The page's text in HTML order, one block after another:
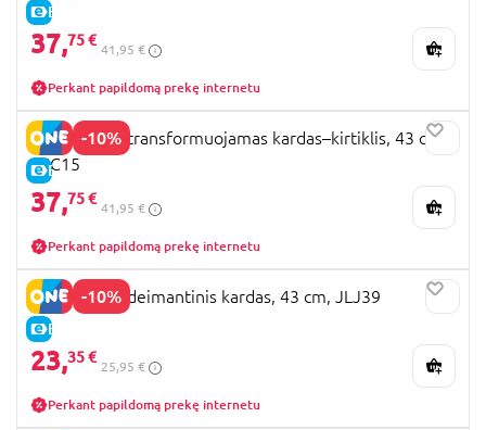
E-KAINA
37,75 €
41,95 €
Perkant papildomą prekę internetu
-10%
E-KAINA
MINECRAFT transformuojamas kardas–kirtiklis, 43 cm,
JKC15
37,75 €
41,95 €
Perkant papildomą prekę internetu
-10%
E-KAINA
MINECRAFT deimantinis kardas, 43 cm, JLJ39
23,35 €
25,95 €
Perkant papildomą prekę internetu